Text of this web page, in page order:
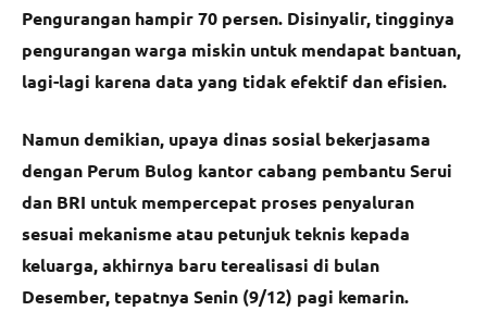
Pengurangan hampir 70 persen. Disinyalir, tingginya
pengurangan warga miskin untuk mendapat bantuan,
lagi-lagi karena data yang tidak efektif dan efisien.
Namun demikian, upaya dinas sosial bekerjasama
dengan Perum Bulog kantor cabang pembantu Serui
dan BRI untuk mempercepat proses penyaluran
sesuai mekanisme atau petunjuk teknis kepada
keluarga, akhirnya baru terealisasi di bulan
Desember, tepatnya Senin (9/12) pagi kemarin.